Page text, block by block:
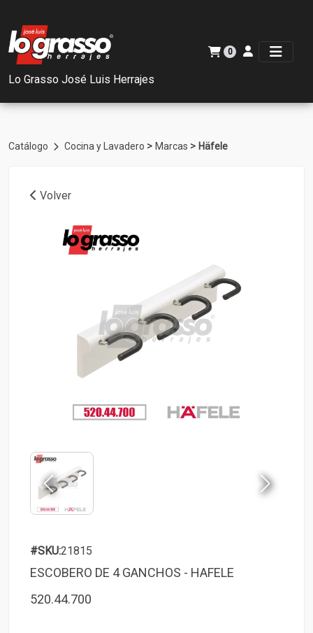
Lo Grasso José Luis Herrajes
0
Catálogo Cocina y Lavadero > Marcas > Häfele
Volver
#SKU:21815
ESCOBERO DE 4 GANCHOS - HAFELE
520.44.700